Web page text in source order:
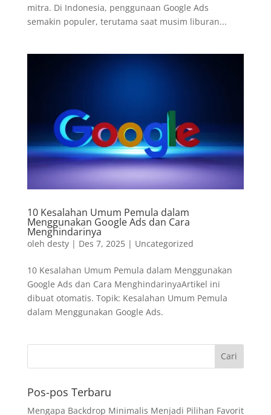
mitra. Di Indonesia, penggunaan Google Ads
semakin populer, terutama saat musim liburan...
10 Kesalahan Umum Pemula dalam
Menggunakan Google Ads dan Cara
Menghindarinya
oleh desty| Des 7, 2025| Uncategorized
10 Kesalahan Umum Pemula dalam Menggunakan
Google Ads dan Cara MenghindarinyaArtikel ini
dibuat otomatis. Topik: Kesalahan Umum Pemula
dalam Menggunakan Google Ads.
Pos-pos Terbaru
Mengapa Backdrop Minimalis Menjadi Pilihan Favorit